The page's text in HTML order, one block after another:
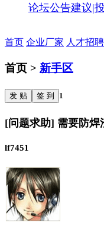
论坛公告建议|
首页 企业厂家 人才招聘
首页 > 新手区
发 贴 签 到 1
[问题求助] 需要防焊
lf7451